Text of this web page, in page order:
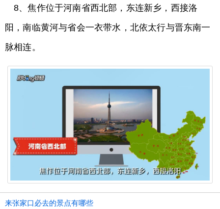
8、焦作位于河南省西北部，东连新乡，西接洛
阳，南临黄河与省会一衣带水，北依太行与晋东南一
脉相连。
来张家口必去的景点有哪些